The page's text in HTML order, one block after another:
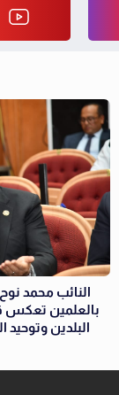
النائب محمد
بالعلمين تعكس
البلدين وتوحيد